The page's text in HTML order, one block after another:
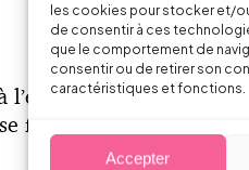
les cookies pour stocker et/
de consentir à ces
que le comportement de
consentir ou de retirer son
caractéristiques et fonctions.
Accepter
est
fera ensuite en